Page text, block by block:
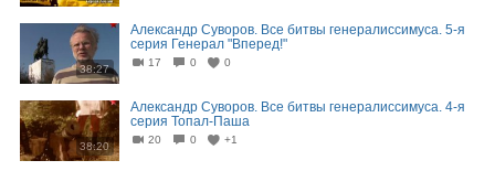
38:27
Александр Суворов. Все битвы генералиссимуса. 5-я
серия Генерал "Вперед!"
17 0 0
38:20
Александр Суворов. Все битвы генералиссимуса. 4-я
серия Топал-Паша
20 0 +1